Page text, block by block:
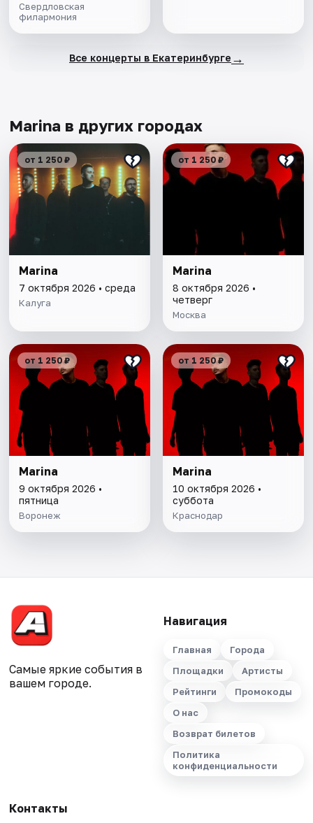
Свердловская
филармония
Все концерты в Екатеринбурге →
Marina в других городах
от 1 250 ₽
Marina
7 октября 2026 • среда
Калуга
от 1 250 ₽
Marina
8 октября 2026 •
четверг
Москва
от 1 250 ₽
Marina
9 октября 2026 •
пятница
Воронеж
от 1 250 ₽
Marina
10 октября 2026 •
суббота
Краснодар
Самые яркие события в
вашем городе.
Навигация
Главная
Города
Площадки
Артисты
Рейтинги
Промокоды
О нас
Возврат билетов
Политика
конфиденциальности
Контакты